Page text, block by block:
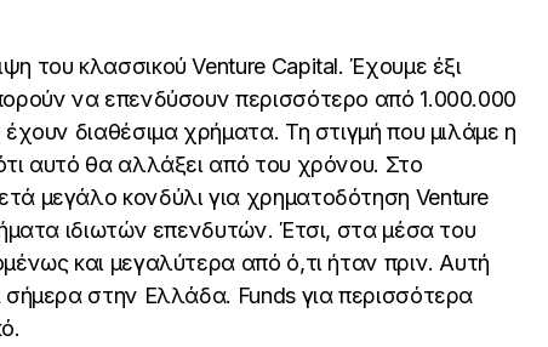
του κλασσικού Venture Capital. Έχουμε έξι
να επενδύσουν περισσότερο από 1.000.000
διαθέσιμα χρήματα. Τη στιγμή που μιλάμε η
αυτό θα αλλάξει από του χρόνου. Στο
μεγάλο κονδύλι για χρηματοδότηση Venture
ιδιωτών επενδυτών. Έτσι, στα μέσα του
και μεγαλύτερα από ό,τι ήταν πριν. Αυτή
σήμερα στην Ελλάδα. Funds για περισσότερα